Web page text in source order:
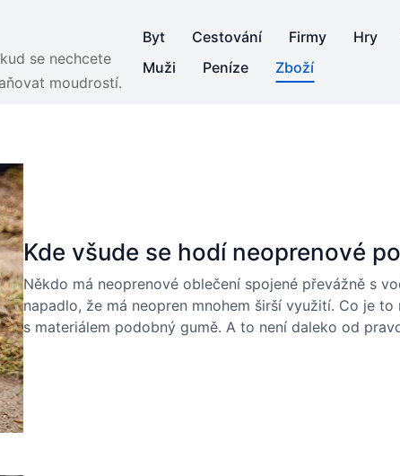
se nechcete
moudrostí.
Byt Cestování Firmy Hry
Muži
Peníze Zboží
Kde všude se hodí neoprenové
Někdo má neoprenové oblečení spojené převážně s
napadlo, že má neopren mnohem širší využití. Co je
s materiálem podobný gumě. A to není daleko od